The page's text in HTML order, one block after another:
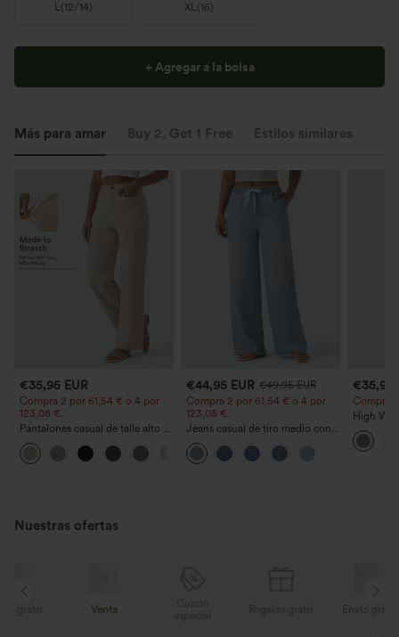
L(12/14) XL(16)
+ Agregar a la bolsa
Más para amar Buy 2, Get 1 Free Estilos similares
€35,95 EUR
Compra 2 por 61,54 € o 4 por
123,08 €.
Pantalones casual de talle alto y
pierna recta con tacto de lino y
bolsillos
€44,95 EUR €49,95 EUR
Compra 2 por 61,54 € o 4 por
123,08 €.
Jeans casual de tiro medio con
cordón y bolsillos
€35,95
Compra
High
Straight
Nuestras ofertas